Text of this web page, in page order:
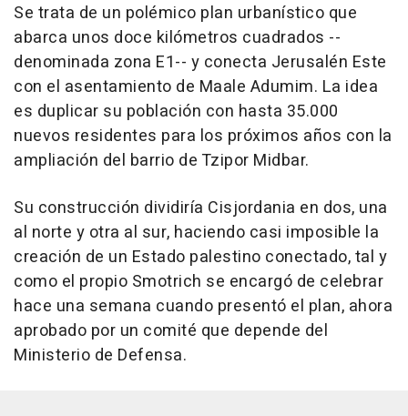
Se trata de un polémico plan urbanístico que
abarca unos doce kilómetros cuadrados --
denominada zona E1-- y conecta Jerusalén Este
con el asentamiento de Maale Adumim. La idea
es duplicar su población con hasta 35.000
nuevos residentes para los próximos años con la
ampliación del barrio de Tzipor Midbar.
Su construcción dividiría Cisjordania en dos, una
al norte y otra al sur, haciendo casi imposible la
creación de un Estado palestino conectado, tal y
como el propio Smotrich se encargó de celebrar
hace una semana cuando presentó el plan, ahora
aprobado por un comité que depende del
Ministerio de Defensa.